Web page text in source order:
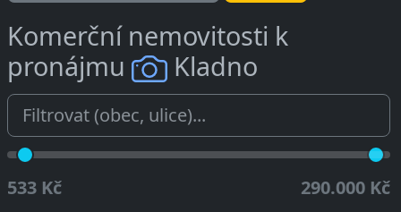
Komerční nemovitosti k
pronájmu
Kladno
533 Kč 290.000 Kč